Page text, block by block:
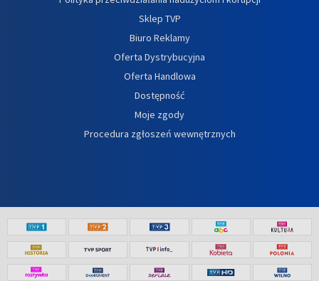
Sklep TVP
Biuro Reklamy
Oferta Dystrybucyjna
Oferta Handlowa
Dostępność
Moje zgody
Procedura zgłoszeń wewnętrznych